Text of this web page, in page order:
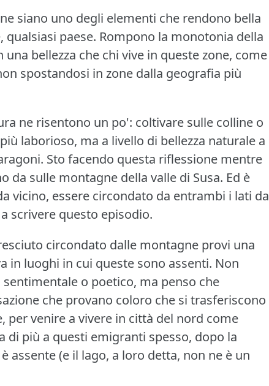
siano uno degli elementi che rendono bella
qualsiasi paese. Rompono la monotonia della
bellezza che chi vive in queste zone, come
spostandosi in zone dalla geografia più
ne risentono un po': coltivare sulle colline o
laborioso, ma a livello di bellezza naturale a
Sto facendo questa riflessione mentre
da sulle montagne della valle di Susa. Ed è
vicino, essere circondato da entrambi i lati da
scrivere questo episodio.
circondato dalle montagne provi una
in luoghi in cui queste sono assenti. Non
o poetico, ma penso che
che provano coloro che si trasferiscono
per venire a vivere in città del nord come
di più a questi emigranti spesso, dopo la
assente (e il lago, a loro detta, non ne è un